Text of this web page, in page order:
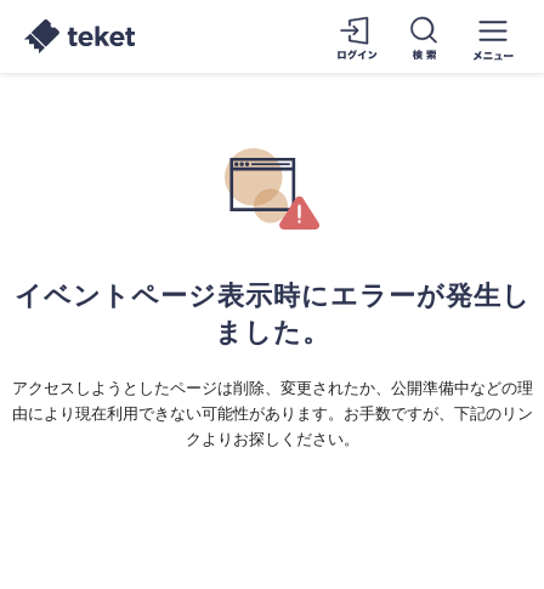
イベントページ表示時にエラーが発生し
ました。
アクセスしようとしたページは削除、変更されたか、公開準備中などの理
由により現在利用できない可能性があります。お手数ですが、下記のリン
クよりお探しください。